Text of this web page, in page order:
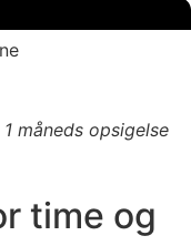
måneds opsigelse
time og